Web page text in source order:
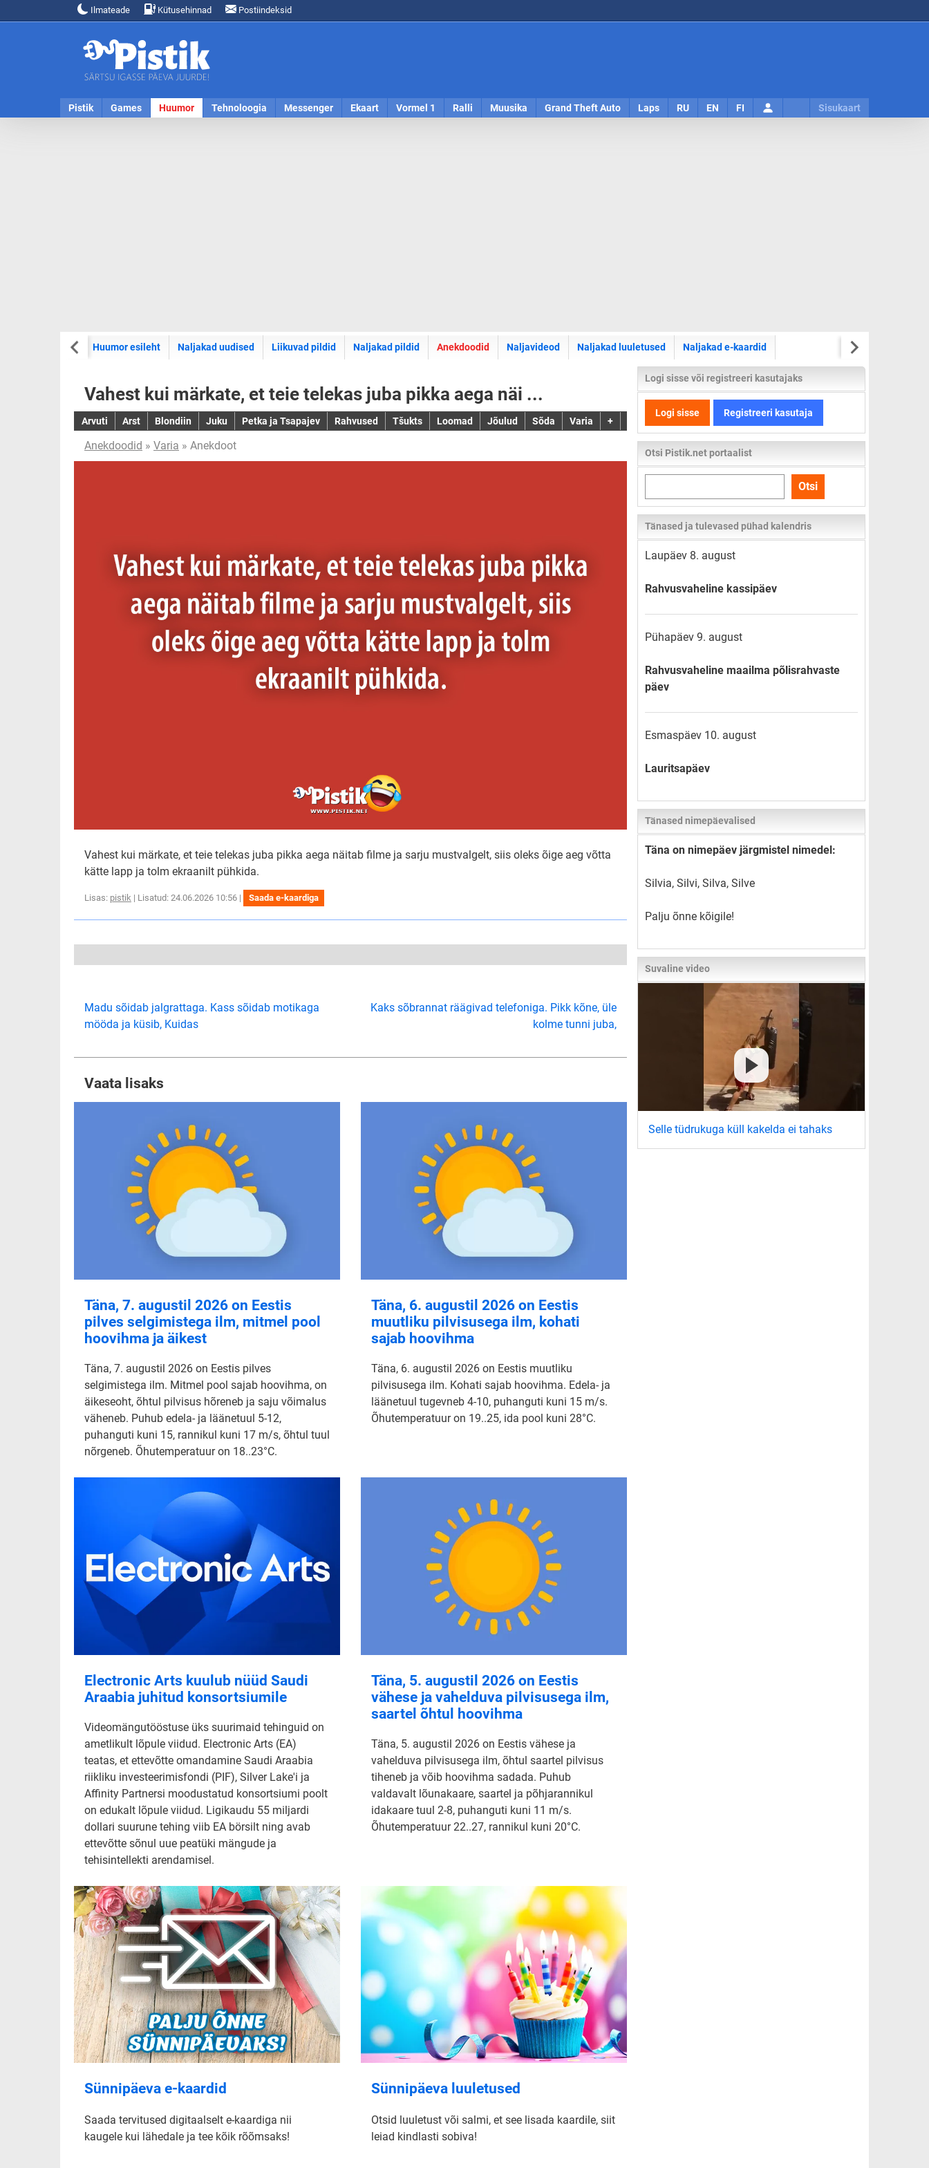
Ilmateade Kütusehinnad Postiindeksid
Pistik Games Huumor Tehnoloogia Messenger Ekaart Vormel 1 Ralli Muusika Grand Theft Auto Laps RU EN FI Sisukaart
Huumor esileht Naljakad uudised Liikuvad pildid Naljakad pildid Anekdoodid Naljavideod Naljakad luuletused Naljakad e-kaardid
Vahest kui märkate, et teie telekas juba pikka aega näi ...
Arvuti Arst Blondiin Juku Petka ja Tsapajev Rahvused Tšukts Loomad Jõulud Sõda Varia +
Anekdoodid » Varia » Anekdoot
Vahest kui märkate, et teie telekas juba pikka aega näitab filme ja sarju mustvalgelt, siis oleks õige aeg võtta
kätte lapp ja tolm ekraanilt pühkida.
Lisas: pistik | Lisatud: 24.06.2026 10:56 | Saada e-kaardiga
Madu sõidab jalgrattaga. Kass sõidab motikaga
mööda ja küsib, Kuidas
Kaks sõbrannat räägivad telefoniga. Pikk kõne, üle
kolme tunni juba,
Vaata lisaks
Täna, 7. augustil 2026 on Eestis
pilves selgimistega ilm, mitmel pool
hoovihma ja äikest
Täna, 7. augustil 2026 on Eestis pilves
selgimistega ilm. Mitmel pool sajab hoovihma, on
äikeseoht, õhtul pilvisus hõreneb ja saju võimalus
väheneb. Puhub edela- ja läänetuul 5-12,
puhanguti kuni 15, rannikul kuni 17 m/s, õhtul tuul
nõrgeneb. Õhutemperatuur on 18..23°C.
Täna, 6. augustil 2026 on Eestis
muutliku pilvisusega ilm, kohati
sajab hoovihma
Täna, 6. augustil 2026 on Eestis muutliku
pilvisusega ilm. Kohati sajab hoovihma. Edela- ja
läänetuul tugevneb 4-10, puhanguti kuni 15 m/s.
Õhutemperatuur on 19..25, ida pool kuni 28°C.
Electronic Arts kuulub nüüd Saudi
Araabia juhitud konsortsiumile
Videomängutööstuse üks suurimaid tehinguid on
ametlikult lõpule viidud. Electronic Arts (EA)
teatas, et ettevõtte omandamine Saudi Araabia
riikliku investeerimisfondi (PIF), Silver Lake'i ja
Affinity Partnersi moodustatud konsortsiumi poolt
on edukalt lõpule viidud. Ligikaudu 55 miljardi
dollari suurune tehing viib EA börsilt ning avab
ettevõtte sõnul uue peatüki mängude ja
tehisintellekti arendamisel.
Täna, 5. augustil 2026 on Eestis
vähese ja vahelduva pilvisusega ilm,
saartel õhtul hoovihma
Täna, 5. augustil 2026 on Eestis vähese ja
vahelduva pilvisusega ilm, õhtul saartel pilvisus
tiheneb ja võib hoovihma sadada. Puhub
valdavalt lõunakaare, saartel ja põhjarannikul
idakaare tuul 2-8, puhanguti kuni 11 m/s.
Õhutemperatuur 22..27, rannikul kuni 20°C.
Sünnipäeva e-kaardid
Saada tervitused digitaalselt e-kaardiga nii
kaugele kui lähedale ja tee kõik rõõmsaks!
Sünnipäeva luuletused
Otsid luuletust või salmi, et see lisada kaardile, siit
leiad kindlasti sobiva!
Logi sisse või registreeri kasutajaks
Logi sisse Registreeri kasutaja
Otsi Pistik.net portaalist
kogu
lehelt
Otsi
Tänased ja tulevased pühad kalendris
Laupäev 8. august
Rahvusvaheline kassipäev
Pühapäev 9. august
Rahvusvaheline maailma põlisrahvaste
päev
Esmaspäev 10. august
Lauritsapäev
Tänased nimepäevalised
Täna on nimepäev järgmistel nimedel:
Silvia, Silvi, Silva, Silve
Palju õnne kõigile!
Suvaline video
Selle tüdrukuga küll kakelda ei tahaks